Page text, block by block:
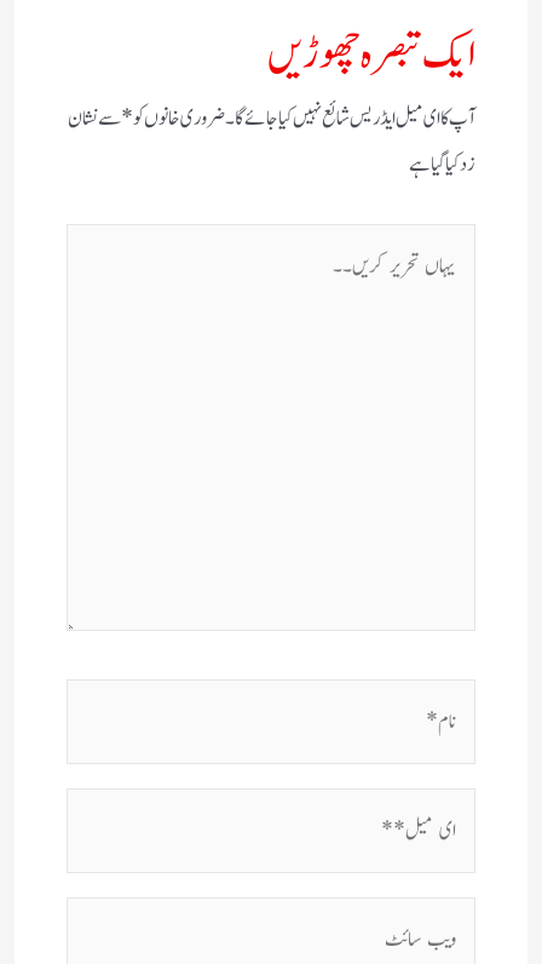
ایک تبصرہ چھوڑیں
آپ کا ای میل ایڈریس شائع نہیں کیا جائے گا۔ضروری خانوں کو*سے نشان
زد کیا گیا ہے
یہاں
تحریر